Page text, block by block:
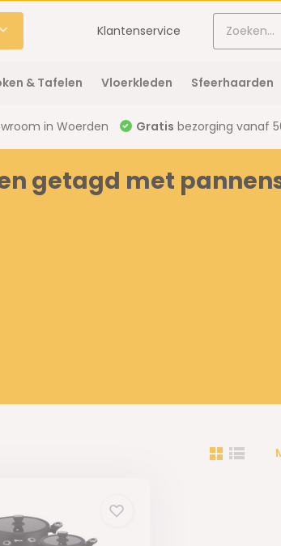
Klantenservice
& Tafelen Vloerkleden Sfeerhaarden
in Woerden Gratis bezorging vanaf
getagd met